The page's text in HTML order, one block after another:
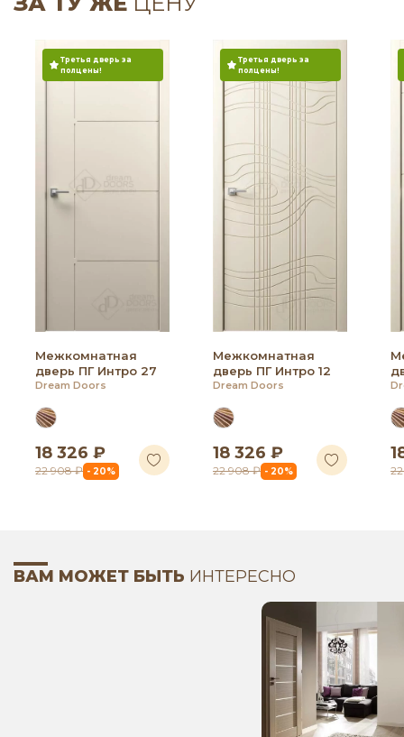
Третья дверь за
полцены!
Межкомнатная
дверь ПГ Интро 27
Dream Doors
18 326 ₽
22 908 ₽ - 20%
Третья дверь за
полцены!
Межкомнатная
дверь ПГ Интро 12
Dream Doors
18 326 ₽
22 908 ₽ - 20%
ВАМ МОЖЕТ БЫТЬ ИНТЕРЕСНО